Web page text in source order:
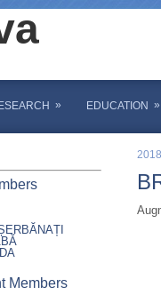
» EDUCATION »
Members
2018